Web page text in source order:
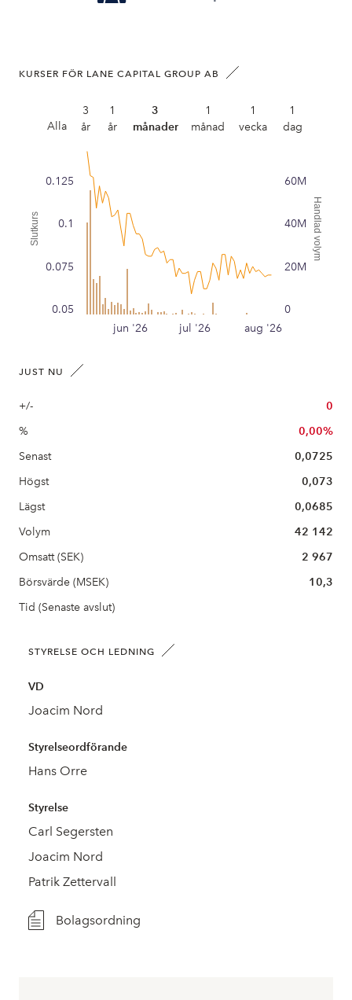
KURSER FÖR LANE CAPITAL GROUP AB
Alla
3
år
1
år
3
månader
1
månad
1
vecka
1
dag
Slutkurs Handlad volym
jun '26 jul '26 aug '26
0.05
0.075
0.1
0.125
0
20M
40M
60M
JUST NU
+/-
0
%
0,00%
Senast
0,0725
Högst
0,073
Lägst
0,0685
Volym
42 142
Omsatt (SEK)
2 967
Börsvärde (MSEK)
10,3
Tid (Senaste avslut)
STYRELSE OCH LEDNING
VD
Joacim Nord
Styrelseordförande
Hans Orre
Styrelse
Carl Segersten
Joacim Nord
Patrik Zettervall
Bolagsordning